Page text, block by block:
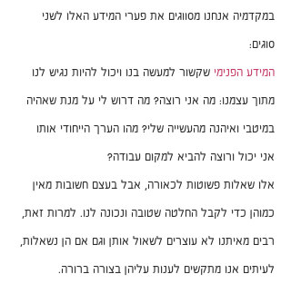
במקדמיה אנחנו מסווגים את פערי המידע האלו לשני
סוגים:
המידע הפנימי שקשור למעשה בנו ויכול להיות נגיש לנו
מתוך עצמנו: מה אני רוצה? מה דרוש לי על מנת שאהיה
במיטבי ואיהנה מהעשייה שלי? מהו הערך הייחודי אותו
אני יכול ורוצה להביא למקום עבודה?
אלו שאלות פשוטות לכאורה, אבל בעצם חשובות מאין
כמוהן כדי לקבל החלטה שטובה ונכונה לנו. למרות זאת,
רבים מאיתנו לא עוצרים לשאול אותן וגם אם הן נשאלות,
לעיתים אנו מתקשים לענות עליהן בצורה ברורה.